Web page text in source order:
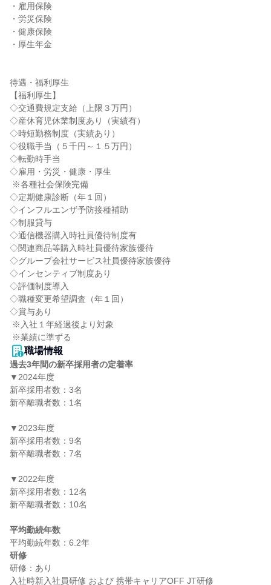
・雇用保険
・労災保険
・健康保険
・厚生年金
待遇・福利厚生
【福利厚生】
◇交通費規定支給（上限３万円）
◇産休育児休業制度あり（実績有）
◇時短勤務制度（実績あり）
◇役職手当（５千円～１５万円）
◇転勤時手当
◇雇用・労災・健康・厚生
◇定期健康診断（年１回）
◇インフルエンザ予防接種補助
◇制服貸与
◇通信機器購入時社員優待制度有
◇関連商品等購入時社員優待家族優待
◇グループ会社サービス社員優待家族優待
◇インセンティブ制度あり
◇評価制度導入
◇職種変更希望調査（年１回）
◇賞与あり
※業績に準ずる
職場情報
過去3年間の新卒採用者の定着率
▼2024年度
新卒採用者数：3名
新卒離職者数：1名
▼2023年度
新卒採用者数：9名
新卒離職者数：7名
▼2022年度
新卒採用者数：12名
新卒離職者数：10名
平均勤続年数
研修
研修：あり